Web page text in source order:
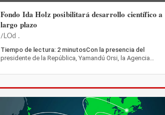
Fondo Ida Holz posibilitará desarrollo científico a
largo plazo
LOd .
Tiempo de lectura: 2 minutosCon la presencia del
presidente de la República, Yamandú Orsi, la Agencia…